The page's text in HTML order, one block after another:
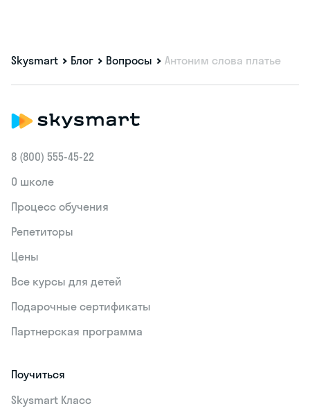
Skysmart Блог Вопросы Антоним слова платье
8 (800) 555‑45-22
О школе
Процесс обучения
Репетиторы
Цены
Все курсы для детей
Подарочные сертификаты
Партнерская программа
Поучиться
Skysmart Класс